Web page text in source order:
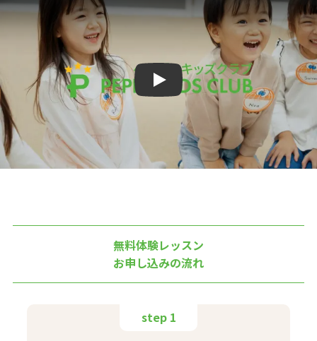
Play
無料体験レッスン
お申し込みの流れ
step 1